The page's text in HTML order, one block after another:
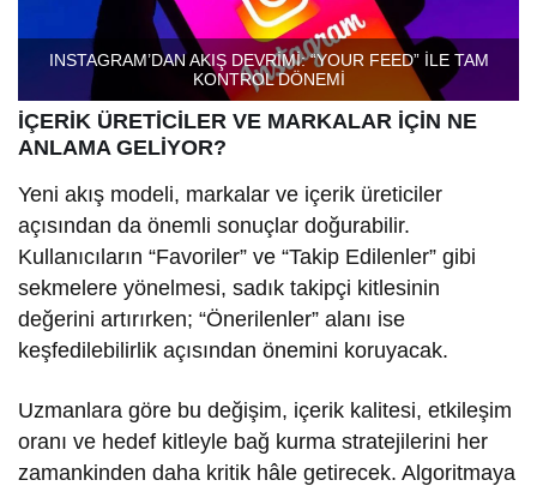
INSTAGRAM’DAN AKIŞ DEVRİMİ: “YOUR FEED” İLE TAM
KONTROL DÖNEMİ
İÇERİK ÜRETİCİLER VE MARKALAR İÇİN NE
ANLAMA GELİYOR?
Yeni akış modeli, markalar ve içerik üreticiler
açısından da önemli sonuçlar doğurabilir.
Kullanıcıların “Favoriler” ve “Takip Edilenler” gibi
sekmelere yönelmesi, sadık takipçi kitlesinin
değerini artırırken; “Önerilenler” alanı ise
keşfedilebilirlik açısından önemini koruyacak.
Uzmanlara göre bu değişim, içerik kalitesi, etkileşim
oranı ve hedef kitleyle bağ kurma stratejilerini her
zamankinden daha kritik hâle getirecek. Algoritmaya